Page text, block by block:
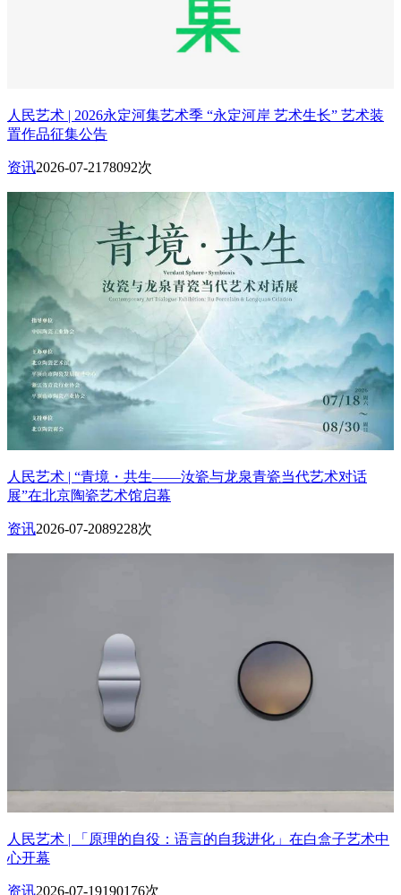
人民艺术 | 2026永定河集艺术季 “永定河岸 艺术生长” 艺术装
置作品征集公告
资讯2026-07-21 78092次
人民艺术 | “青境・共生——汝瓷与龙泉青瓷当代艺术对话
展”在北京陶瓷艺术馆启幕
资讯2026-07-2089228次
人民艺术 | 「原理的自役：语言的自我进化」在白盒子艺术中
心开幕
资讯2026-07-19190176次